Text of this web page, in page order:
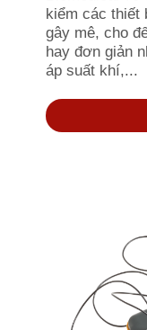
kiểm các thiết
gây mê, cho
hay đơn giản
áp suất khí,...